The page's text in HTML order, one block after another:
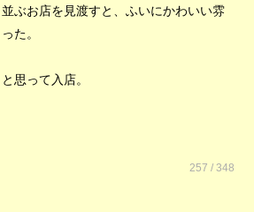
ぶお店を見渡すと、ふいにかわいい雰
た。
思って入店。
257 / 348